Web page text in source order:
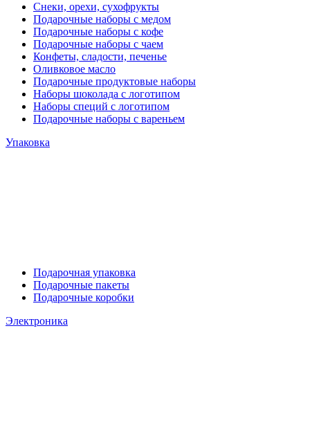
Снеки, орехи, сухофрукты
Подарочные наборы с медом
Подарочные наборы с кофе
Подарочные наборы с чаем
Конфеты, сладости, печенье
Оливковое масло
Подарочные продуктовые наборы
Наборы шоколада с логотипом
Наборы специй с логотипом
Подарочные наборы с вареньем
Упаковка
Подарочная упаковка
Подарочные пакеты
Подарочные коробки
Электроника